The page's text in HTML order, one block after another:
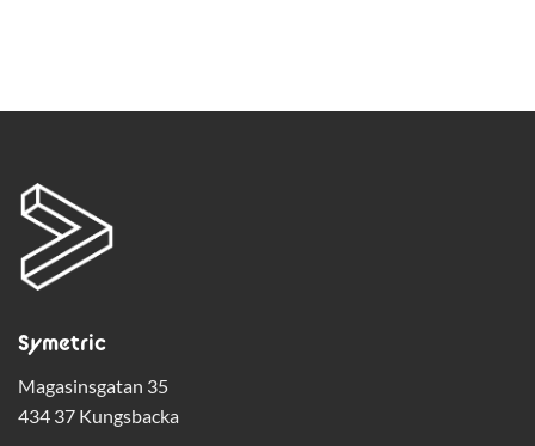
Symetric
Magasinsgatan 35
434 37 Kungsbacka